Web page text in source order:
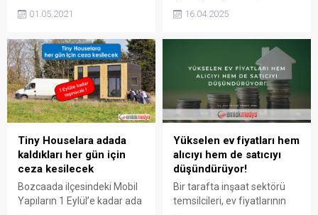
daha işlevsel hale
borcu bulunan gayrimenkul
devredilemeyecek. Emlak
Vergisi borcu bulunan bina
veya arazi
devredilemeyecek Meclise
sunulan 19 maddelik kanun
teklifine göre Emlak Vergisi
borcu bulunan bina veya
arazi şeklinde gayrimenkul
Büyük Millet Meclisi (TBMM)
Başkanlığı’na...
01.05.2021
satışı da yüzde 11,5 azaldı.
110 bin 795 oldu Türkiye
İstatistik Kurumu (TÜİK)
2025 Mart Konut Satışı
İstatistiklerine göre, 2025
Mart konut satışları bir
önceki yılın aynı ayına göre
yüzde...
16.04.2025
Tiny Houselara adada
kaldıkları her gün için
ceza kesilecek
Bozcaada ilçesindeki Mobil
Yapıların 1 Eylül’e kadar ada
Yükselen ev fiyatları hem
alıcıyı hem de satıcıyı
düşündürüyor!
Bir tarafta inşaat sektörü
temsilcileri, ev fiyatlarının